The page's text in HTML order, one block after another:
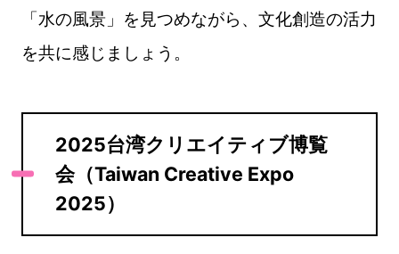
「水の風景」を見つめながら、文化創造の活力
を共に感じましょう。
2025台湾クリエイティブ博覧
会（Taiwan Creative Expo
2025）